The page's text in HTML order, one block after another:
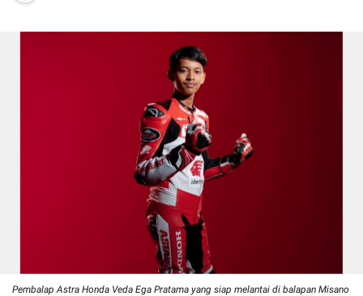
Pembalap Astra Honda Veda Ega Pratama yang siap melantai di balapan Misano